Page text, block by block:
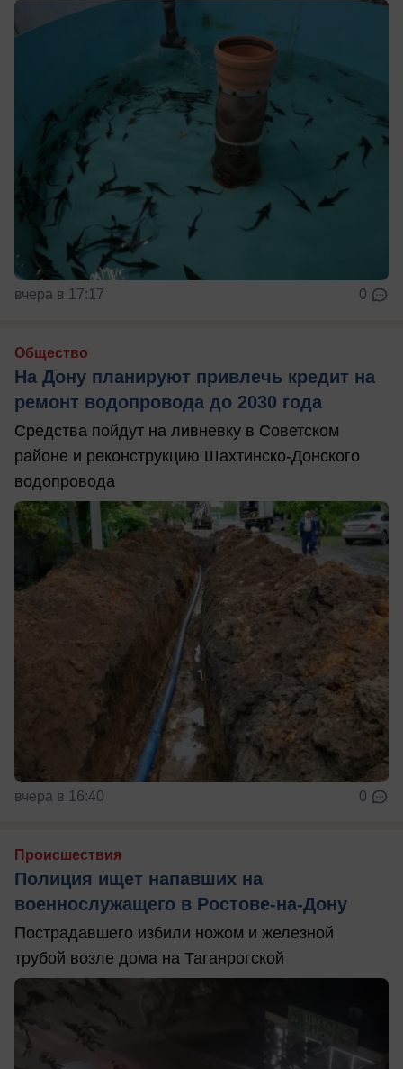
вчера в 17:17 0
Общество
На Дону планируют привлечь кредит на
ремонт водопровода до 2030 года
Средства пойдут на ливневку в Советском
районе и реконструкцию Шахтинско-Донского
водопровода
вчера в 16:40 0
Происшествия
Полиция ищет напавших на
военнослужащего в Ростове-на-Дону
Пострадавшего избили ножом и железной
трубой возле дома на Таганрогской